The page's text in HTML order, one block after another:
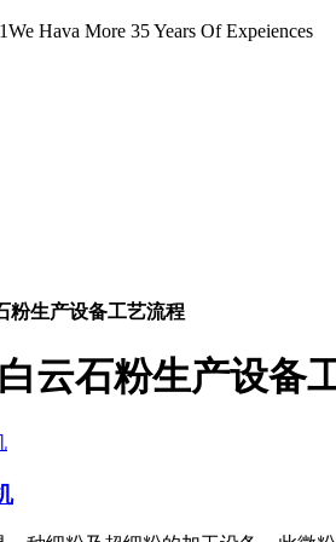
We Hava More 35 Years Of Expeiences
粉生产设备工艺流程
云石粉生产设备